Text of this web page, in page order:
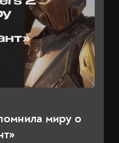
миру о